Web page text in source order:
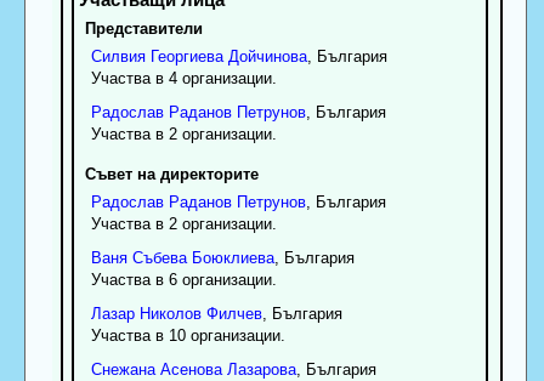
Представители
Силвия Георгиева Дойчинова, България
Участва в 4 организации.
Радослав Раданов Петрунов, България
Участва в 2 организации.
Съвет на директорите
Радослав Раданов Петрунов, България
Участва в 2 организации.
Ваня Събева Боюклиева, България
Участва в 6 организации.
Лазар Николов Филчев, България
Участва в 10 организации.
Снежана Асенова Лазарова, България